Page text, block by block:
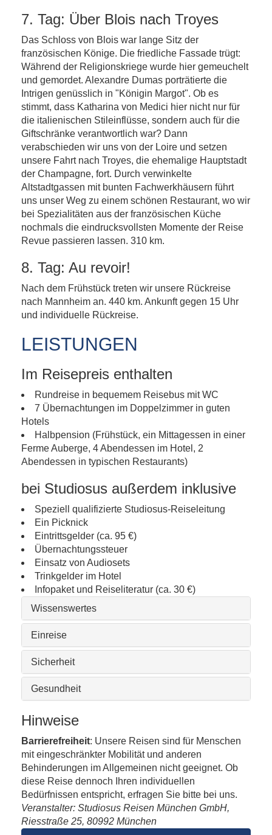
7. Tag: Über Blois nach Troyes
Das Schloss von Blois war lange Sitz der
französischen Könige. Die friedliche Fassade trügt:
Während der Religionskriege wurde hier gemeuchelt
und gemordet. Alexandre Dumas porträtierte die
Intrigen genüsslich in "Königin Margot". Ob es
stimmt, dass Katharina von Medici hier nicht nur für
die italienischen Stileinflüsse, sondern auch für die
Giftschränke verantwortlich war? Dann
verabschieden wir uns von der Loire und setzen
unsere Fahrt nach Troyes, die ehemalige Hauptstadt
der Champagne, fort. Durch verwinkelte
Altstadtgassen mit bunten Fachwerkhäusern führt
uns unser Weg zu einem schönen Restaurant, wo wir
bei Spezialitäten aus der französischen Küche
nochmals die eindrucksvollsten Momente der Reise
Revue passieren lassen. 310 km.
8. Tag: Au revoir!
Nach dem Frühstück treten wir unsere Rückreise
nach Mannheim an. 440 km. Ankunft gegen 15 Uhr
und individuelle Rückreise.
LEISTUNGEN
Im Reisepreis enthalten
Rundreise in bequemem Reisebus mit WC
7 Übernachtungen im Doppelzimmer in guten
Hotels
Halbpension (Frühstück, ein Mittagessen in einer
Ferme Auberge, 4 Abendessen im Hotel, 2
Abendessen in typischen Restaurants)
bei Studiosus außerdem inklusive
Speziell qualifizierte Studiosus-Reiseleitung
Ein Picknick
Eintrittsgelder (ca. 95 €)
Übernachtungssteuer
Einsatz von Audiosets
Trinkgelder im Hotel
Infopaket und Reiseliteratur (ca. 30 €)
Wissenswertes
Einreise
Sicherheit
Gesundheit
Hinweise
Barrierefreiheit: Unsere Reisen sind für Menschen
mit eingeschränkter Mobilität und anderen
Behinderungen im Allgemeinen nicht geeignet. Ob
diese Reise dennoch Ihren individuellen
Bedürfnissen entspricht, erfragen Sie bitte bei uns.
Veranstalter: Studiosus Reisen München GmbH,
Riesstraße 25, 80992 München